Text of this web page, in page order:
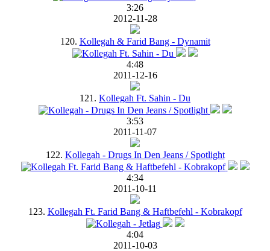
3:26
2012-11-28
120. Kollegah & Farid Bang - Dynamit
4:48
2011-12-16
121. Kollegah Ft. Sahin - Du
3:53
2011-11-07
122. Kollegah - Drugs In Den Jeans / Spotlight
4:34
2011-10-11
123. Kollegah Ft. Farid Bang & Haftbefehl - Kobrakopf
4:04
2011-10-03